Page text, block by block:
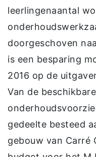
leerlingenaantal
doorgeschoven
is een besparing
2016 op de
Van de
gedeelte besteed
gebouw van Carré